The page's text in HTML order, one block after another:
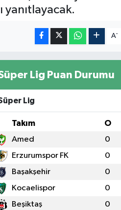
yanıtlayacak.
A-
Lig Puan Durumu
Lig
Takım O
Amed 0
Erzurumspor FK 0
Başakşehir 0
Kocaelispor 0
Beşiktaş 0